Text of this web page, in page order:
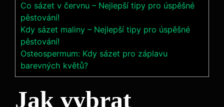
Co sázet v červnu – Nejlepší tipy pro úspěšné
pěstování!
Kdy sázet maliny – Nejlepší tipy pro úspěšné
pěstování!
Osteospermum: Kdy sázet pro záplavu
barevných květů?
Jak vybrat⁢